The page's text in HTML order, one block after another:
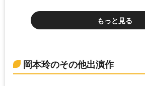
もっと見る
岡本玲のその他出演作